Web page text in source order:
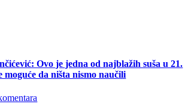
Ovo je jedna od najblažih suša u 21.
moguće da ništa nismo naučili